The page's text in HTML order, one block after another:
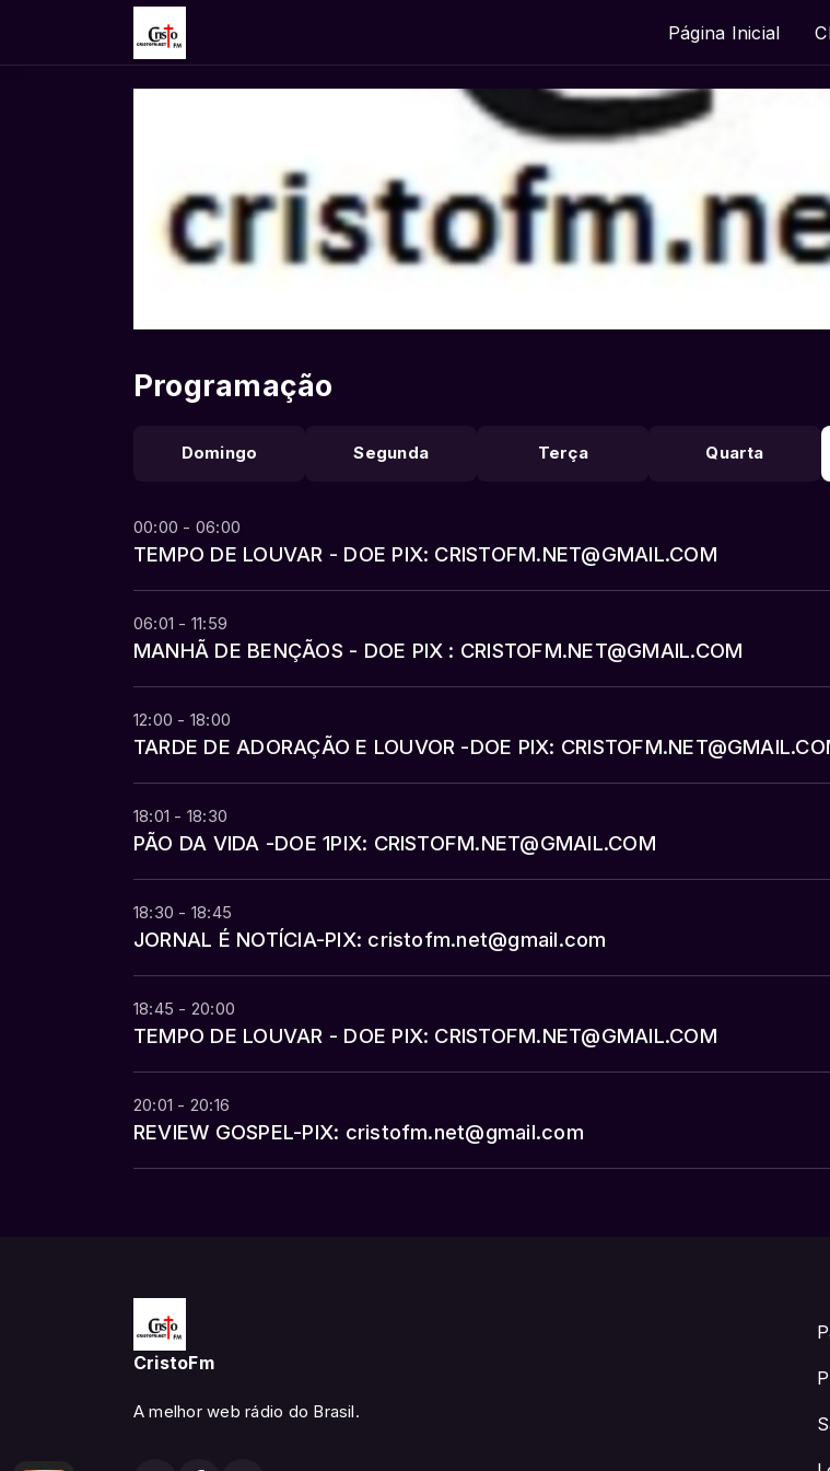
Página Inicial
Programação
Domingo Segunda Terça Quarta
00:00 - 06:00
TEMPO DE LOUVAR - DOE PIX: CRISTOFM.NET@GMAIL.COM
06:01 - 11:59
MANHÃ DE BENÇÃOS - DOE PIX : CRISTOFM.NET@GMAIL.COM
12:00 - 18:00
TARDE DE ADORAÇÃO E LOUVOR -DOE PIX:
18:01 - 18:30
PÃO DA VIDA -DOE 1PIX: CRISTOFM.NET@GMAIL.COM
18:30 - 18:45
JORNAL É NOTÍCIA-PIX: cristofm.net@gmail.com
18:45 - 20:00
TEMPO DE LOUVAR - DOE PIX: CRISTOFM.NET@GMAIL.COM
20:01 - 20:16
REVIEW GOSPEL-PIX: cristofm.net@gmail.com
CristoFm
A melhor web rádio do Brasil.